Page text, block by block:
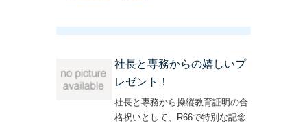
社長と専務からの嬉しいプ
レゼント！
社長と専務から操縦教育証明の合
格祝いとして、R66で特別な記念